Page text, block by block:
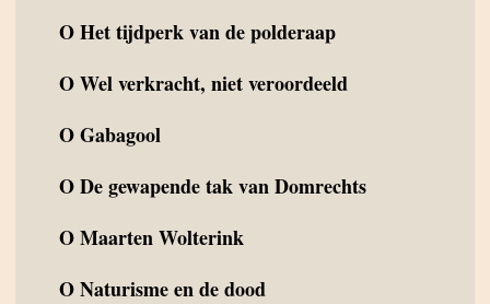
OHet tijdperk van de polderaap
OWel verkracht, niet veroordeeld
OGabagool
ODe gewapende tak van Domrechts
OMaarten Wolterink
ONaturisme en de dood